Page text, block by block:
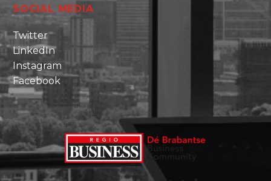
SOCIAL MEDIA
Twitter
LinkedIn
Instagram
Facebook